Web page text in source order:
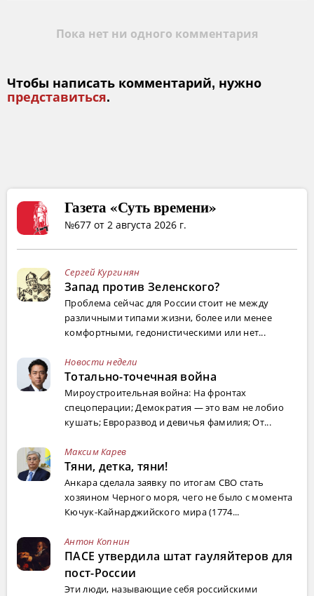
Пока нет ни одного комментария
Чтобы написать комментарий, нужно
представиться.
Газета «Суть времени»
№677 от 2 августа 2026 г.
Сергей Кургинян
Запад против Зеленского?
Проблема сейчас для России стоит не между
различными типами жизни, более или менее
комфортными, гедонистическими или нет...
Новости недели
Тотально-точечная война
Мироустроительная война: На фронтах
спецоперации; Демократия — это вам не лобио
кушать; Евроразвод и девичья фамилия; От...
Максим Карев
Тяни, детка, тяни!
Анкара сделала заявку по итогам СВО стать
хозяином Черного моря, чего не было с момента
Кючук-Кайнарджийского мира (1774...
Антон Копнин
ПАСЕ утвердила штат гауляйтеров для
пост-России
Эти люди, называющие себя российскими